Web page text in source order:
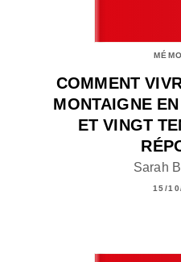
COMMENT
MONTAIGNE
ET VINGT
Sarah
15/